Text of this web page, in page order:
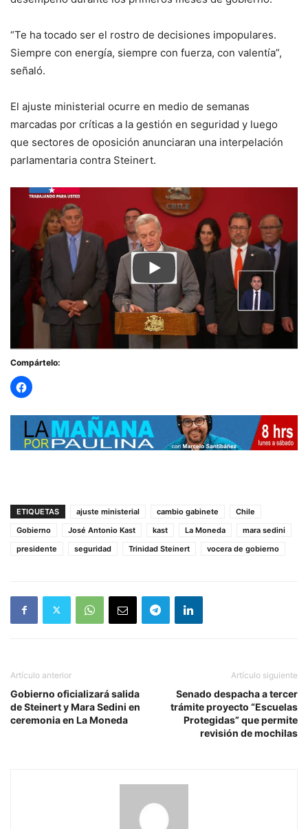
“Te ha tocado ser el rostro de decisiones impopulares.
Siempre con energía, siempre con fuerza, con valentía”,
señaló.
El ajuste ministerial ocurre en medio de semanas
marcadas por críticas a la gestión en seguridad y luego
que sectores de oposición anunciaran una interpelación
parlamentaria contra Steinert.
Compártelo:
ETIQUETAS ajuste ministerial cambio gabinete
Chile
Gobierno
José Antonio Kast kast La Moneda
mara sedini
presidente
seguridad Trinidad Steinert vocera de gobierno
Artículo anterior
Gobierno oficializará salida
de Steinert y Mara Sedini en
ceremonia en La Moneda
Artículo siguiente
Senado despacha a tercer
trámite proyecto “Escuelas
Protegidas” que permite
revisión de mochilas